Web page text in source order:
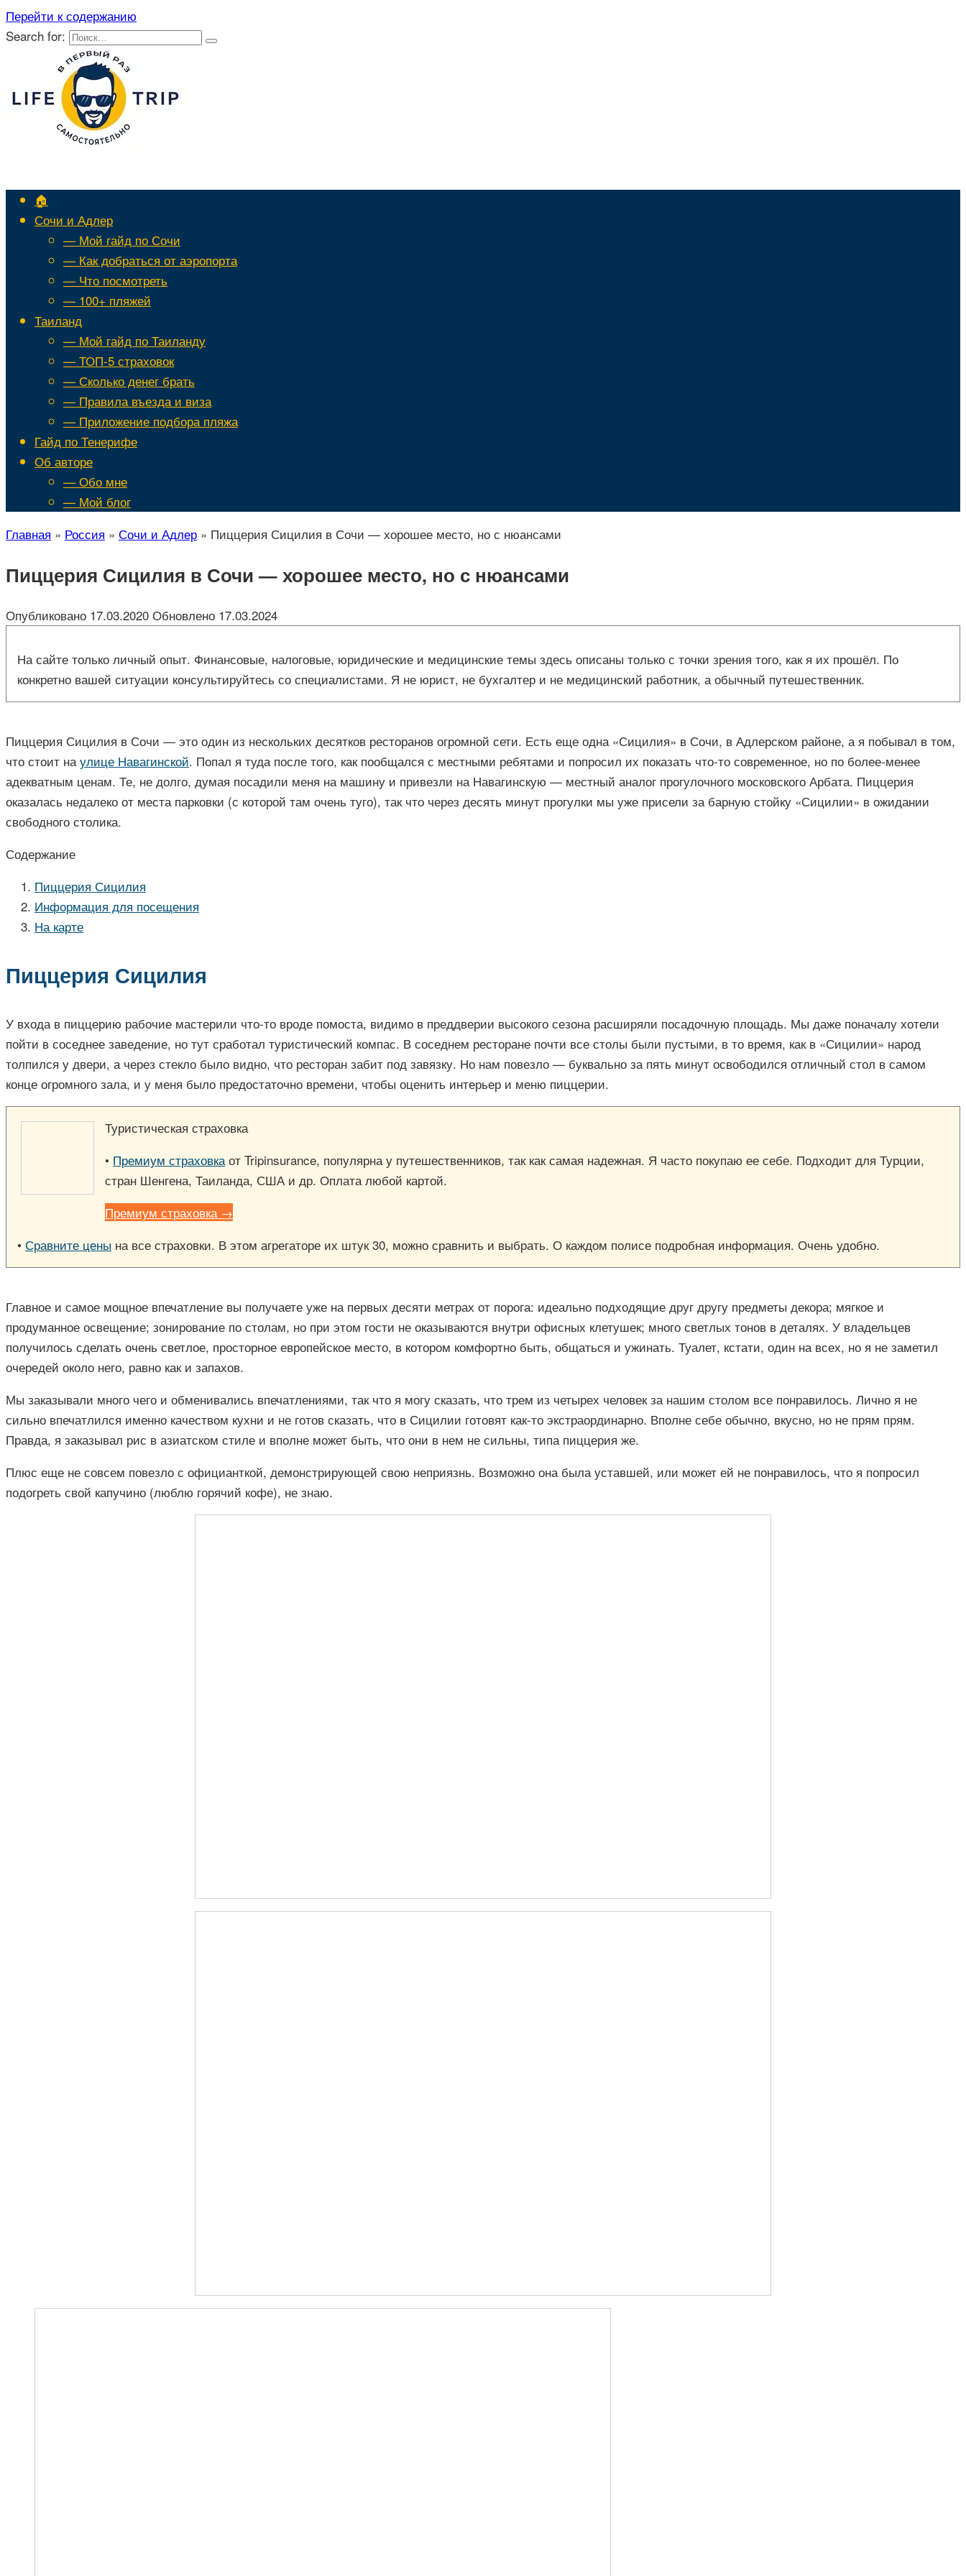
Перейти к содержанию
Search for:
🏠
Сочи и Адлер
— Мой гайд по Сочи
— Как добраться от аэропорта
— Что посмотреть
— 100+ пляжей
Таиланд
— Мой гайд по Таиланду
— ТОП-5 страховок
— Сколько денег брать
— Правила въезда и виза
— Приложение подбора пляжа
Гайд по Тенерифе
Об авторе
— Обо мне
— Мой блог
Главная » Россия » Сочи и Адлер » Пиццерия Сицилия в Сочи — хорошее место, но с нюансами
Пиццерия Сицилия в Сочи — хорошее место, но с нюансами
Опубликовано 17.03.2020 Обновлено 17.03.2024
На сайте только личный опыт. Финансовые, налоговые, юридические и медицинские темы здесь описаны только с точки зрения того, как я их прошёл. По
конкретно вашей ситуации консультируйтесь со специалистами. Я не юрист, не бухгалтер и не медицинский работник, а обычный путешественник.
Пиццерия Сицилия в Сочи — это один из нескольких десятков ресторанов огромной сети. Есть еще одна «Сицилия» в Сочи, в Адлерском районе, а я побывал в том,
что стоит наулице Навагинской. Попал я туда после того, как пообщался с местными ребятами и попросил их показать что-то современное, но по более-менее
адекватным ценам. Те, не долго, думая посадили меня на машину и привезли на Навагинскую — местный аналог прогулочного московского Арбата. Пиццерия
оказалась недалеко от места парковки (с которой там очень туго), так что через десять минут прогулки мы уже присели за барную стойку «Сицилии» в ожидании
свободного столика.
Содержание
Пиццерия Сицилия
Информация для посещения
На карте
Пиццерия Сицилия
У входа в пиццерию рабочие мастерили что-то вроде помоста, видимо в преддверии высокого сезона расширяли посадочную площадь. Мы даже поначалу хотели
пойти в соседнее заведение, но тут сработал туристический компас. В соседнем ресторане почти все столы были пустыми, в то время, как в «Сицилии» народ
толпился у двери, а через стекло было видно, что ресторан забит под завязку. Но нам повезло — буквально за пять минут освободился отличный стол в самом
конце огромного зала, и у меня было предостаточно времени, чтобы оценить интерьер и меню пиццерии.
Туристическая страховка
• Премиум страховкаот Tripinsurance, популярна у путешественников, так как самая надежная. Я часто покупаю ее себе. Подходит для Турции,
стран Шенгена, Таиланда, США и др. Оплата любой картой.
Премиум страховка →
• Сравните цены на все страховки. В этом агрегаторе их штук 30, можно сравнить и выбрать. О каждом полисе подробная информация. Очень удобно.
Главное и самое мощное впечатление вы получаете уже на первых десяти метрах от порога: идеально подходящие друг другу предметы декора; мягкое и
продуманное освещение; зонирование по столам, но при этом гости не оказываются внутри офисных клетушек; много светлых тонов в деталях. У владельцев
получилось сделать очень светлое, просторное европейское место, в котором комфортно быть, общаться и ужинать. Туалет, кстати, один на всех, но я не заметил
очередей около него, равно как и запахов.
Мы заказывали много чего и обменивались впечатлениями, так что я могу сказать, что трем из четырех человек за нашим столом все понравилось. Лично я не
сильно впечатлился именно качеством кухни и не готов сказать, что в Сицилии готовят как-то экстраординарно. Вполне себе обычно, вкусно, но не прям прям.
Правда, я заказывал рис в азиатском стиле и вполне может быть, что они в нем не сильны, типа пиццерия же.
Плюс еще не совсем повезло с официанткой, демонстрирующей свою неприязнь. Возможно она была уставшей, или может ей не понравилось, что я попросил
подогреть свой капучино (люблю горячий кофе), не знаю.